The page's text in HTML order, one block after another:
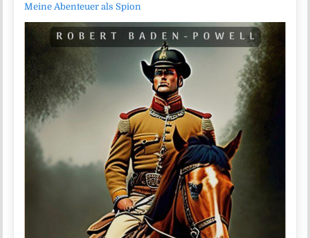
Meine Abenteuer als Spion